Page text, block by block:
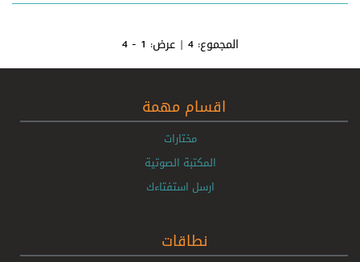
المجموع:4 | عرض: 1 - 4
اقسام مهمة
مختارات
المكتبة الصوتية
ارسل استفتاءك
نطاقات